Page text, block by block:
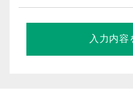
個人情報を適正に取得
行いません。
個人情報の利用目的を